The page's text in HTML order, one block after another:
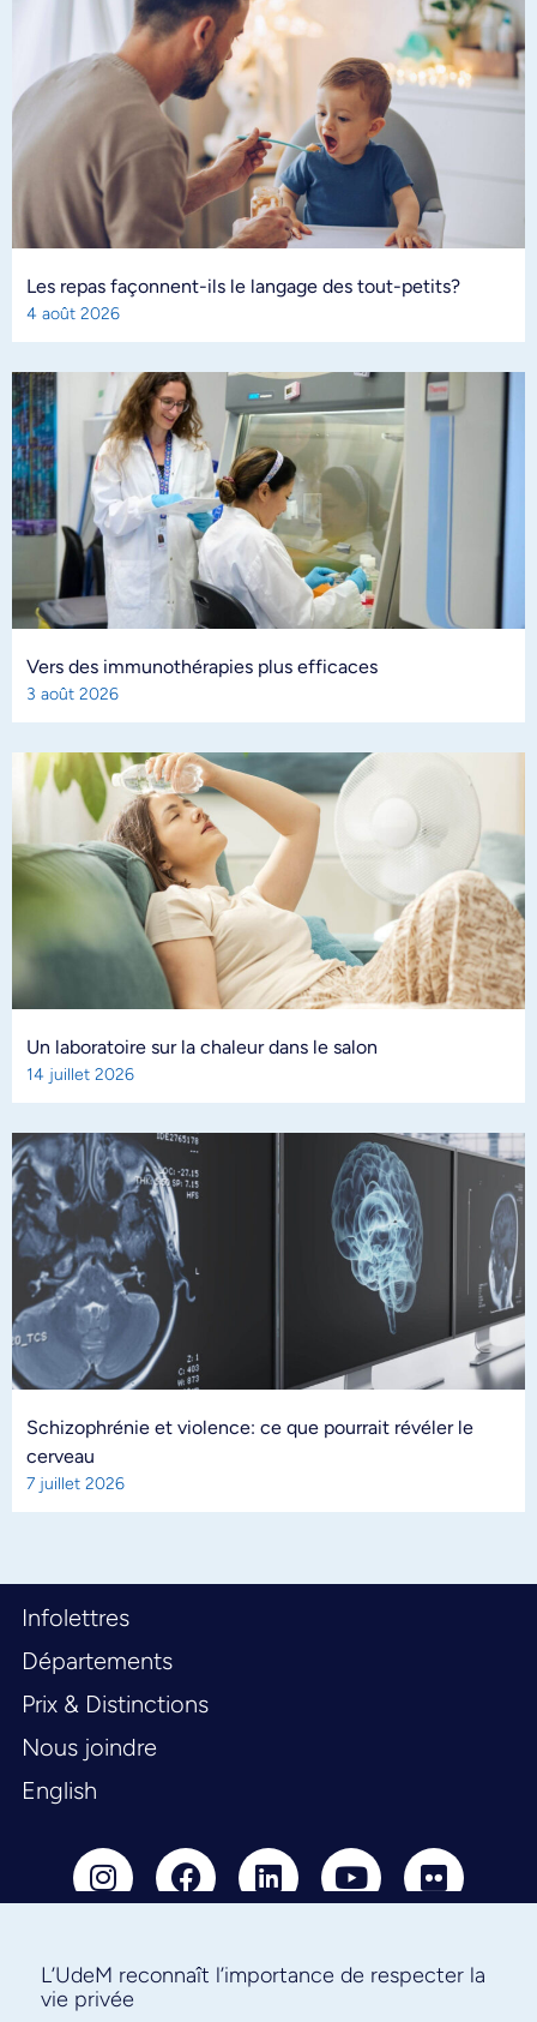
Les repas façonnent-ils le langage des tout-petits?
4 août 2026
Vers des immunothérapies plus efficaces
3 août 2026
Un laboratoire sur la chaleur dans le salon
14 juillet 2026
Schizophrénie et violence: ce que pourrait révéler le
cerveau
7 juillet 2026
Infolettres
Départements
Prix & Distinctions
Nous joindre
English
Abonnez-vous à notre infolettre
L’UdeM reconnaît l’importance de respecter la
vie privée